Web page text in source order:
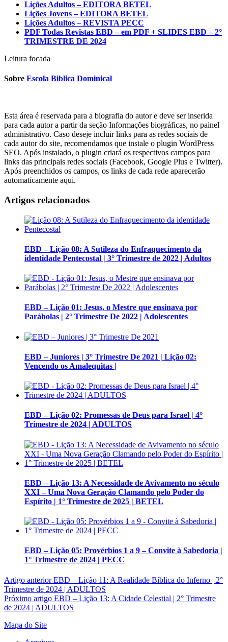
Lições Adultos – EDITORA BETEL
Lições Jovens – EDITORA BETEL
Lições Adultos – REVISTA PECC
PDF Todas Revistas EBD – em PDF + SLIDES EBD – 2°
TRIMESTRE DE 2024
Leitura focada
Sobre Escola Biblica Dominical
Esta área é reservada para a biografia do autor e deve ser inserida
para cada autor a partir da seção Informações biográficas, no painel
administrativo. Caso deseje incluir links para as redes sociais de
cada autor do site, recomendamos que instale o plugin WordPress
SEO. Após instalado, o plugin criará os respectivos campos para
links das principais redes sociais (Facebook, Google Plus e Twitter).
Após preenchidos os campos, os links de cada rede aparecerão
automaticamente aqui.
Artigos relacionados
EBD – Lição 08: A Sutileza do Enfraquecimento da
identidade Pentecostal | 3° Trimestre de 2022 | Adultos
EBD – Lição 01: Jesus, o Mestre que ensinava por
Parábolas | 2° Trimestre De 2022 | Adolescentes
EBD – Juniores | 3° Trimestre De 2021 | Lição 02:
Vencendo os Amalequitas |
EBD – Lição 02: Promessas de Deus para Israel | 4°
Trimestre de 2024 | ADULTOS
EBD – Lição 13: A Necessidade de Avivamento no século
XXI – Uma Nova Geração Clamando pelo Poder do
Espírito | 1° Trimestre de 2025 | BETEL
EBD – Lição 05: Provérbios 1 a 9 – Convite à Sabedoria |
1° Trimestre de 2024 | PECC
Artigo anteriorEBD – Lição 11: A Realidade Bíblica do Inferno | 2°
Trimestre de 2024 | ADULTOS
Próximo artigo EBD – Lição 13: A Cidade Celestial | 2° Trimestre
de 2024 | ADULTOS
Mapa do Site